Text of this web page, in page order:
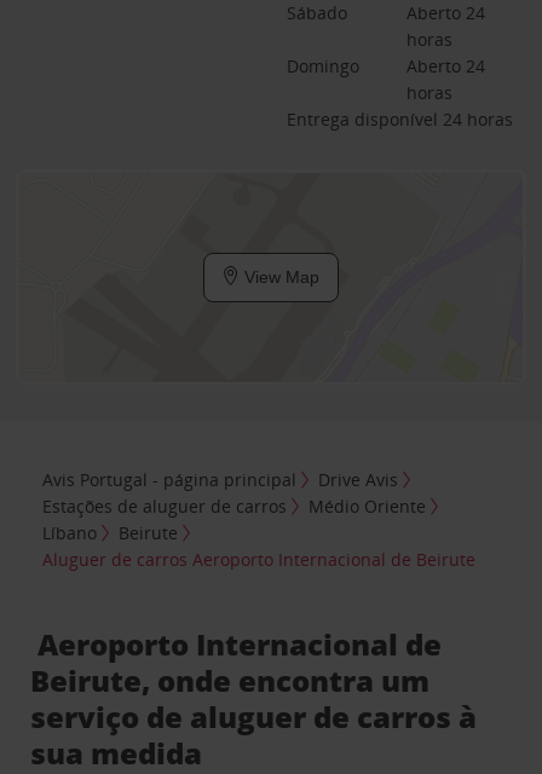
Sábado
Aberto 24
horas
Domingo
Aberto 24
horas
Entrega disponível 24 horas
View Map
Avis Portugal - página principal
Drive Avis
Estações de aluguer de carros
Médio Oriente
Líbano
Beirute
Aluguer de carros Aeroporto Internacional de Beirute
Aeroporto Internacional de
Beirute, onde encontra um
serviço de aluguer de carros à
sua medida